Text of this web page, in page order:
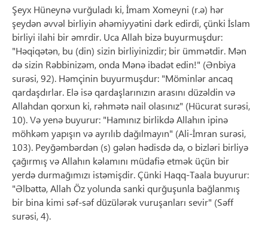
Şeyx Hüneynə vurğuladı ki, İmam Xomeyni (r.ə) hər
şeydən əvvəl birliyin əhəmiyyətini dərk edirdi, çünki İslam
birliyi ilahi bir əmrdir. Uca Allah bizə buyurmuşdur:
"Həqiqətən, bu (din) sizin birliyinizdir; bir ümmətdir. Mən
də sizin Rəbbinizəm, onda Mənə ibadət edin!" (Ənbiya
surəsi, 92). Həmçinin buyurmuşdur: "Möminlər ancaq
qardaşdırlar. Elə isə qardaşlarınızın arasını düzəldin və
Allahdan qorxun ki, rəhmətə nail olasınız" (Hücurat surəsi,
10). Və yenə buyurur: "Hamınız birlikdə Allahın ipinə
möhkəm yapışın və ayrılıb dağılmayın" (Ali-İmran surəsi,
103). Peyğəmbərdən (s) gələn hədisdə də, o bizləri birliyə
çağırmış və Allahın kəlamını müdafiə etmək üçün bir
yerdə durmağımızı istəmişdir. Çünki Haqq-Taala buyurur:
"Əlbəttə, Allah Öz yolunda sanki qurğuşunla bağlanmış
bir bina kimi səf-səf düzülərək vuruşanları sevir" (Səff
surəsi, 4).